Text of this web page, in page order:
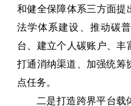
和健全保障体系三方面
法学体系建设、推动碳
台、建立个人碳账户、丰
打通消纳渠道、加强统筹
点任务。
二是打造跨界平台载